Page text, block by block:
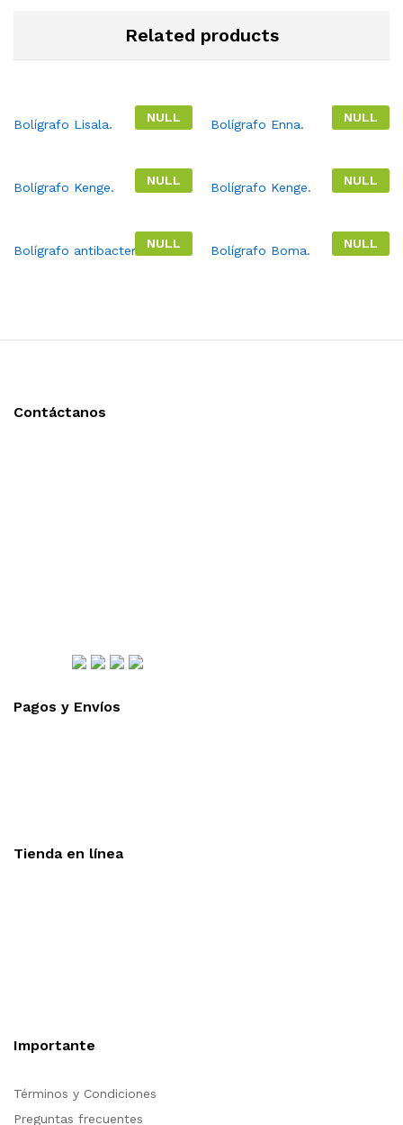
Related products
NULL
Bolígrafo Lisala. NULL
Bolígrafo Enna.
NULL
Bolígrafo Kenge. NULL
Bolígrafo Kenge.
NULL
Bolígrafo antibacterial. NULL
Bolígrafo Boma.
Contáctanos
Pagos y Envíos
Tienda en línea
Importante
Términos y Condiciones
Preguntas frecuentes